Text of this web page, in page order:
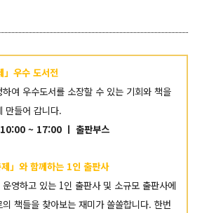
우수 도서전
여 우수도서를 소장할 수 있는 기회와 책을
만들어 갑니다.
~ 17:00 ㅣ 출판부스
」와 함께하는 1인 출판사
영하고 있는 1인 출판사 및 소규모 출판사에
책들을 찾아보는 재미가 쏠쏠합니다. 한번